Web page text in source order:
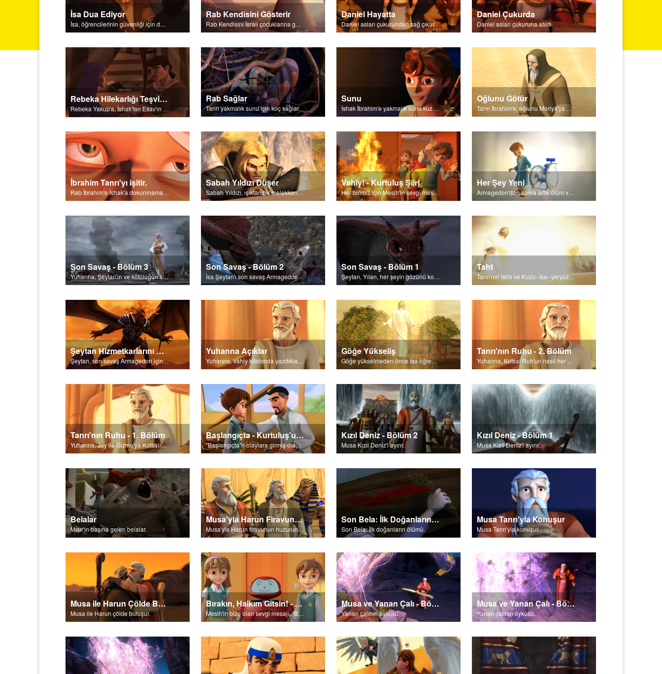
İsa Dua Ediyor
İsa, öğrencilerinin güvenliği için dua ediyor.
Rab Kendisini Gösterir
Rab Kendisini İsrail çocuklarına gösterir.
Daniel Hayatta
Daniel aslan çukurundan sağ çıkar.
Daniel Çukurda
Daniel aslan çukuruna atıldı.
Rebeka Hilekarlığı Teşvik Eder
Rebeka Yakup'a, İshak'tan Esav'ın kutsamasını çalmasını söyler.
Rab Sağlar
Tanrı yakmalık sunu için koç sağlar.
Sunu
İshak İbrahim'e yakmalık sunu kuzusunun nerede olduğunu sorar.
Oğlunu Götür
Tanrı İbrahim'e, oğlunu Moriya'ya götürmesini söyledi.
İbrahim Tanrı'yı işitir.
Rab İbrahim'e İshak'a dokunmamasını söyler.
Sabah Yıldızı Düşer
Sabah Yıldızı, ışıktan bir melekken Şeytan'a dönüşerek düşer.
Vahiy! - Kurtuluş Şiiri
Her birimiz için Mesih'in sevgi mesajı.
Her Şey Yeni
Son Savaş - Bölüm 3
Yuhanna, Şeytan'ın ve kötülüğün sonsuza dek yok edildiğini açıklar.
Son Savaş - Bölüm 2
İsa Şeytan'ı son savaş Armagedon'da yenilgiye uğratır.
Son Savaş - Bölüm 1
Şeytan, Yılan, her şeyin gözünü korkutur.
Taht
Tanrı'nın tahtı ve Kuzu--İsa--yeryüzünde olacak.
Şeytan Hizmetkarlarını Gözler
Şeytan, son savaş Armagedon için hizmetkarlarını bir araya toplar.
Yuhanna Açıklar Göğe Yükseliş
Göğe yükselmeden önce İsa öğrencilerine Kutsal Ruh'tan bahsetti.
Tanrı'nın Ruhu - 2. Bölüm
Tanrı'nın Ruhu - 1. Bölüm
Yuhanna, Joy ile Gizmo'ya Kutsal Ruh hakkında paylaşımda bulunur.
Başlangıçta - Kurtuluş'un Şiiri
"Başlangıçta"n olaylara girmiş olan Mesih'in sevgi mesajı
Kızıl Deniz - Bölüm 2
Musa Kızıl Deniz'i ayırır.
Kızıl Deniz - Bölüm 1
Musa Kızıl Deniz'i ayırır.
Belalar
Mısır'ın başına gelen belalar.
Musa'yla Harun Firavunun Huzuruna Çıkar
Musa'yla Harun firavunun huzuruna çıkar.
Son Bela: İlk Doğanların Ölümü
Son Bela: İlk doğanların ölümü.
Musa Tanrı'yla Konuşur
Musa Tanrı'yla konuşur.
Musa ile Harun Çölde Buluşur
Musa ile Harun çölde buluşur.
Bırakın, Halkım Gitsin! - Kurtuluş Şiiri
Mesih'in bize olan sevgi mesajı, "Bırakın, Halkım Gitsin!" üzerine kuruludur.
Musa ve Yanan Çalı - Bölüm 3
Yanan çalının öyküsü.
Musa ve Yanan Çalı - Bölüm 2
Yanan çalının öyküsü.